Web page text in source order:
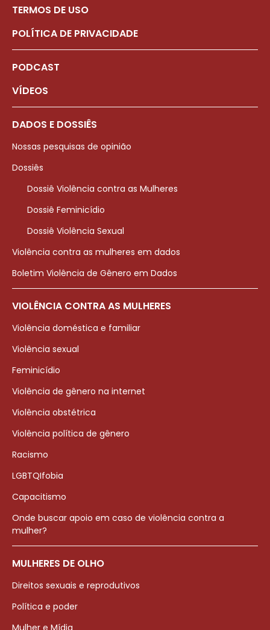
TERMOS DE USO
POLÍTICA DE PRIVACIDADE
PODCAST
VÍDEOS
DADOS E DOSSIÊS
Nossas pesquisas de opinião
Dossiês
Dossiê Violência contra as Mulheres
Dossiê Feminicídio
Dossiê Violência Sexual
Violência contra as mulheres em dados
Boletim Violência de Gênero em Dados
VIOLÊNCIA CONTRA AS MULHERES
Violência doméstica e familiar
Violência sexual
Feminicídio
Violência de gênero na internet
Violência obstétrica
Violência política de gênero
Racismo
LGBTQIfobia
Capacitismo
Onde buscar apoio em caso de violência contra a
mulher?
MULHERES DE OLHO
Direitos sexuais e reprodutivos
Política e poder